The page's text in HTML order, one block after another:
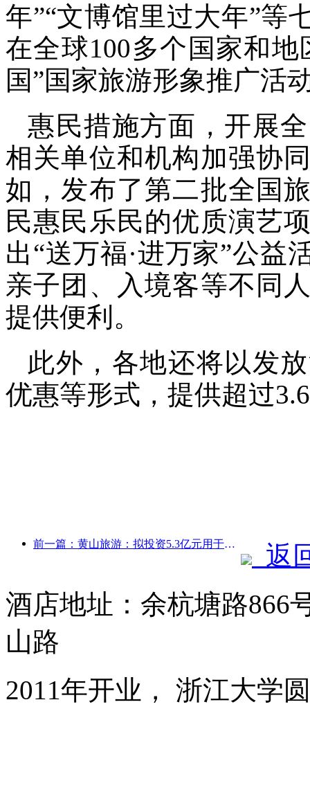
年”“文博馆里过大年”等
在全球100多个国家和
国”国家旅游形象推广活
惠民措施方面，开展
相关单位和机构加强协
如，发布了第二批全国
民惠民乐民的优质演艺
出“送万福·进万家”公益
亲子团、入境客等不同
提供便利。
此外，各地还将以发
优惠等形式，提供超过
前一篇：黄山旅游：拟投资5.3亿元用于酒店改造
返
酒店地址：余杭塘路866
山路
2011年开业， 浙江大学